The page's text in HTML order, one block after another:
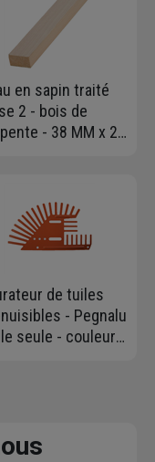
en sapin traité
2 - bois de
- 38 MM x 20
de tuiles
- Pegnalu
seule - couleur